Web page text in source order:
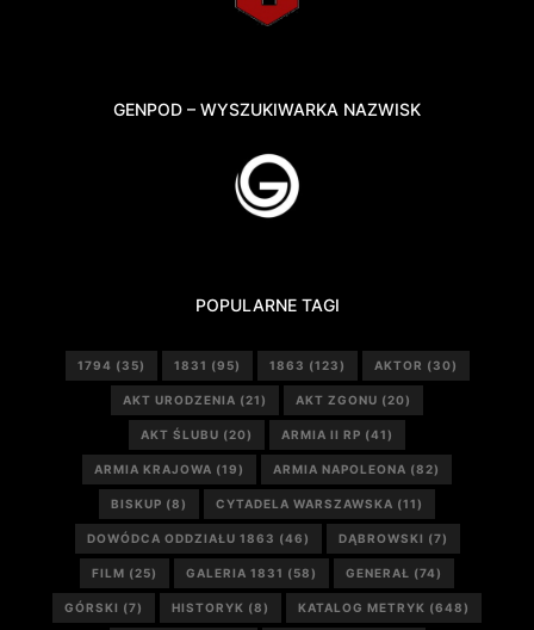
GENPOD – WYSZUKIWARKA NAZWISK
POPULARNE TAGI
1794 (35) 1831 (95) 1863 (123) AKTOR (30)
AKT URODZENIA (21) AKT ZGONU (20)
AKT ŚLUBU (20) ARMIA II RP (41)
ARMIA KRAJOWA (19) ARMIA NAPOLEONA (82)
BISKUP (8) CYTADELA WARSZAWSKA (11)
DOWÓDCA ODDZIAŁU 1863 (46) DĄBROWSKI (7)
FILM (25) GALERIA 1831 (58) GENERAŁ (74)
GÓRSKI (7) HISTORYK (8) KATALOG METRYK (648)